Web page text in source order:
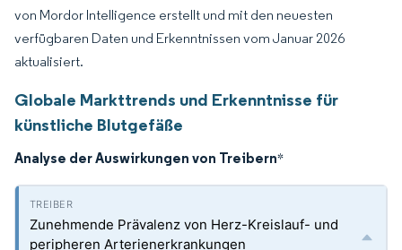
von Mordor Intelligence erstellt und mit den neuesten
verfügbaren Daten und Erkenntnissen vom Januar 2026
aktualisiert.
Globale Markttrends und Erkenntnisse für
künstliche Blutgefäße
Analyse der Auswirkungen von Treibern*
Zunehmende Prävalenz von Herz-Kreislauf- und
peripheren Arterienerkrankungen